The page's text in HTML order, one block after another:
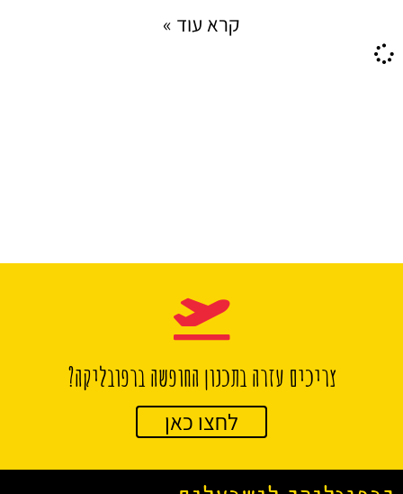
קרא עוד »
צריכים עזרה בתכנון החופשה ברפובליקה?
לחצו כאן